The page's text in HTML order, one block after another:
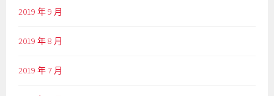
2019 年 9 月
2019 年 8 月
2019 年 7 月